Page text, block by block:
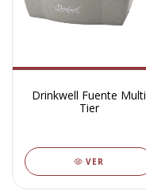
Drinkwell Fuente Multi
Tier
VER